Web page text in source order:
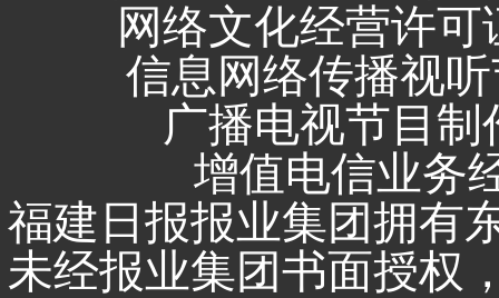
网络文化经营许可
信息网络传播视
广播电视节目
增值电信业务
福建日报报业集团拥有
未经报业集团书面授权